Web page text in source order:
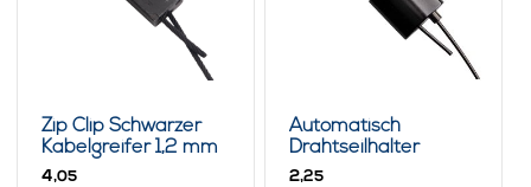
Zip Clip Schwarzer
Kabelgreifer 1,2 mm
4,05
Automatisch
Drahtseilhalter
Schwarz 1.5mm
2,25